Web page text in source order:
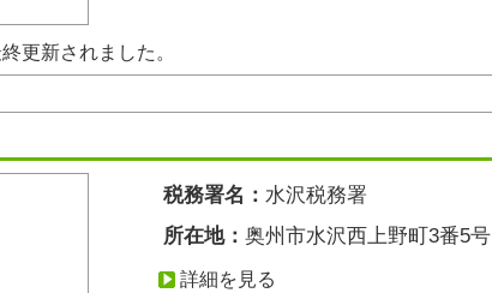
更新されました。
税務署名： 水沢税務署
所在地： 奥州市水沢西上野町3番5号
詳細を見る